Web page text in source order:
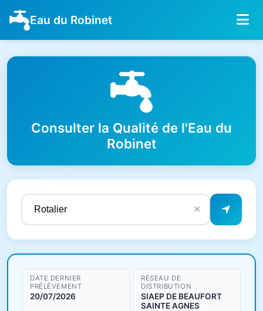
Eau du Robinet
Consulter la Qualité de l'Eau du
Robinet
✕
Résultats de qualité de l'eau
DATE DERNIER
PRÉLÈVEMENT
20/07/2026
RÉSEAU DE
DISTRIBUTION
SIAEP DE BEAUFORT
SAINTE AGNES